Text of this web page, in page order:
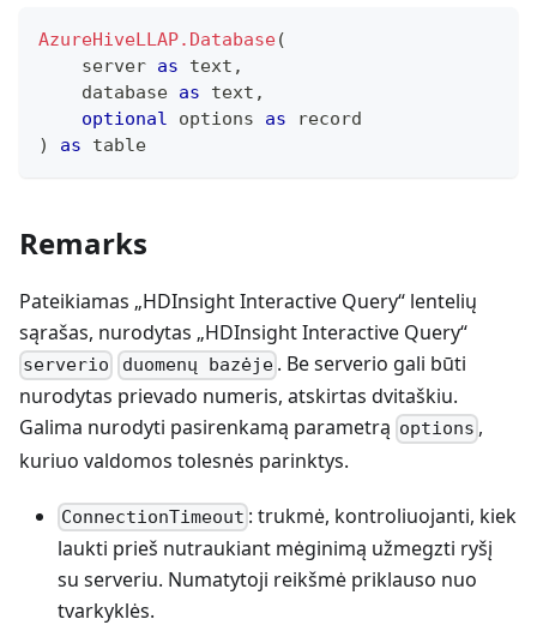
AzureHiveLLAP.Database(
    server
as text ,
    database
as text ,
optional options as
record
)
as table
Remarks
Pateikiamas „HDInsight Interactive Query“ lentelių
sąrašas, nurodytas „HDInsight Interactive Query“
serverio duomenų bazėje . Be serverio gali būti
nurodytas prievado numeris, atskirtas dvitaškiu.
Galima nurodyti pasirenkamą parametrą options ,
kuriuo valdomos tolesnės parinktys.
ConnectionTimeout : trukmė, kontroliuojanti, kiek
laukti prieš nutraukiant mėginimą užmegzti ryšį
su serveriu. Numatytoji reikšmė priklauso nuo
tvarkyklės.